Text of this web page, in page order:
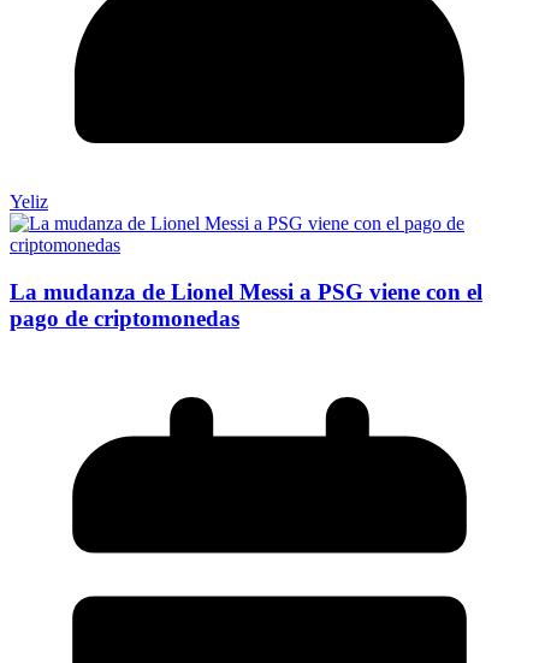
Yeliz
La mudanza de Lionel Messi a PSG viene con el
pago de criptomonedas